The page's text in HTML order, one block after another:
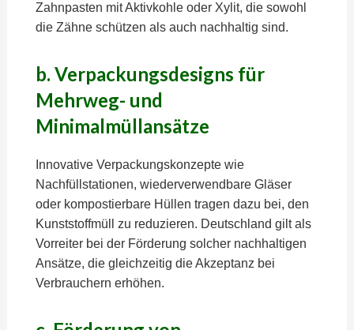
Zahnpasten mit Aktivkohle oder Xylit, die sowohl
die Zähne schützen als auch nachhaltig sind.
b. Verpackungsdesigns für
Mehrweg- und
Minimalmüllansätze
Innovative Verpackungskonzepte wie
Nachfüllstationen, wiederverwendbare Gläser
oder kompostierbare Hüllen tragen dazu bei, den
Kunststoffmüll zu reduzieren. Deutschland gilt als
Vorreiter bei der Förderung solcher nachhaltigen
Ansätze, die gleichzeitig die Akzeptanz bei
Verbrauchern erhöhen.